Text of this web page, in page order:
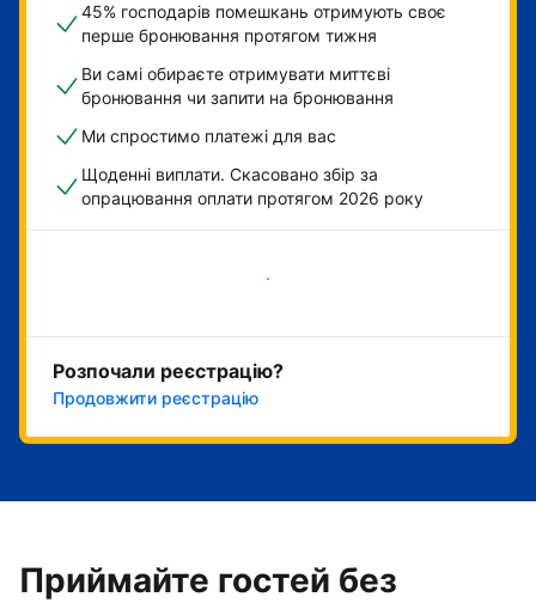
45% господарів помешкань отримують своє
перше бронювання протягом тижня
Ви самі обираєте отримувати миттєві
бронювання чи запити на бронювання
Ми спростимо платежі для вас
Щоденні виплати. Скасовано збір за
опрацювання оплати протягом 2026 року
Розпочати зараз
Розпочали реєстрацію?
Продовжити реєстрацію
Приймайте гостей без